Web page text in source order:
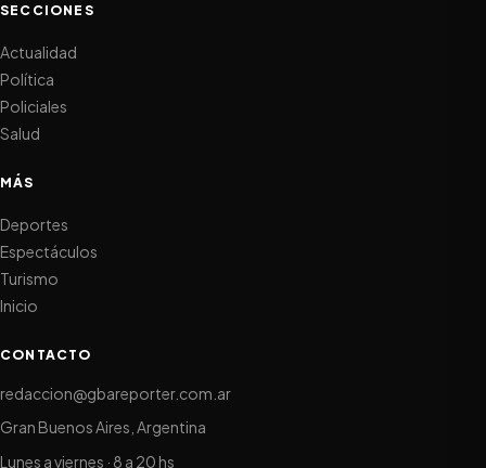
SECCIONES
Actualidad
Política
Policiales
Salud
MÁS
Deportes
Espectáculos
Turismo
Inicio
CONTACTO
redaccion@gbareporter.com.ar
Gran Buenos Aires, Argentina
Lunes a viernes · 8 a 20 hs